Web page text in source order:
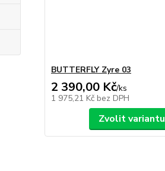
BUTTERFLY Zyre 03
2 390,00 Kč/ks
1 975,21 Kč bez DPH
Zvolit variantu